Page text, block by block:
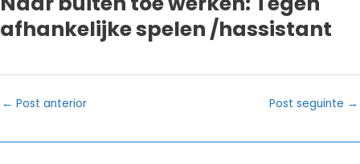
afhankelijke spelen /hassistant
Post
← Post anterior Post seguinte →